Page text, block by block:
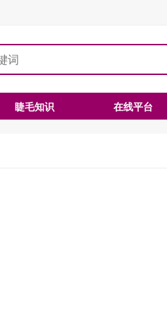
睫毛知识 在线平台